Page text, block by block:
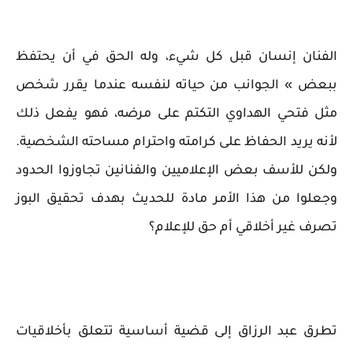
الفنان إنسان قبل كل شيء، وله الحق في أن يحتفظ
ببعض » الجوانب من حياته لنفسه عندما يقرر شخص
مثل فتحي الهداوي التكتم على مرضه، فهو يفعل ذلك
لأنه يريد الحفاظ على كرامته واحترام مساحته الشخصية.
ولكن للأسف بعض الإعلاميين والفنانين تجاوزوا الحدود
وجعلوا من هذا الأمر مادة للحديث بهدف تحقيق البوز
تصرف غير أخلاقي أم حق للإعلام؟
تطرق عبد الرزاق إلى قضية أساسية تتعلق بأخلاقيات